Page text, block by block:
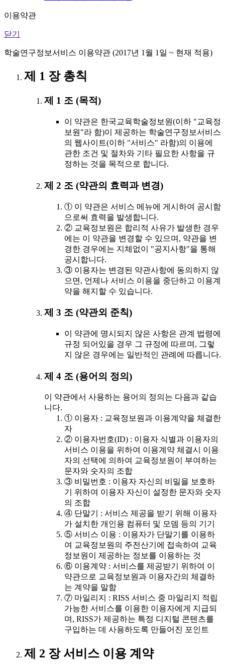
이용약관
닫기
학술연구정보서비스 이용약관 (2017년 1월 1일 ~ 현재 적용)
제 1 장 총칙
제 1 조 (목적)
이 약관은 한국교육학술정보원(이하 "교육정
보원"라 함)이 제공하는 학술연구정보서비스
의 웹사이트(이하 "서비스" 라함)의 이용에
관한 조건 및 절차와 기타 필요한 사항을 규
정하는 것을 목적으로 합니다.
제 2 조 (약관의 효력과 변경)
① 이 약관은 서비스 메뉴에 게시하여 공시함
으로써 효력을 발생합니다.
② 교육정보원은 합리적 사유가 발생한 경우
에는 이 약관을 변경할 수 있으며, 약관을 변
경한 경우에는 지체없이 "공지사항"을 통해
공시합니다.
③ 이용자는 변경된 약관사항에 동의하지 않
으면, 언제나 서비스 이용을 중단하고 이용계
약을 해지할 수 있습니다.
제 3 조 (약관외 준칙)
이 약관에 명시되지 않은 사항은 관계 법령에
규정 되어있을 경우 그 규정에 따르며, 그렇
지 않은 경우에는 일반적인 관례에 따릅니다.
제 4 조 (용어의 정의)
이 약관에서 사용하는 용어의 정의는 다음과 같습
니다.
① 이용자 : 교육정보원과 이용계약을 체결한
자
② 이용자번호(ID) : 이용자 식별과 이용자의
서비스 이용을 위하여 이용계약 체결시 이용
자의 선택에 의하여 교육정보원이 부여하는
문자와 숫자의 조합
③ 비밀번호 : 이용자 자신의 비밀을 보호하
기 위하여 이용자 자신이 설정한 문자와 숫자
의 조합
④ 단말기 : 서비스 제공을 받기 위해 이용자
가 설치한 개인용 컴퓨터 및 모뎀 등의 기기
⑤ 서비스 이용 : 이용자가 단말기를 이용하
여 교육정보원의 주전산기에 접속하여 교육
정보원이 제공하는 정보를 이용하는 것
⑥ 이용계약 : 서비스를 제공받기 위하여 이
약관으로 교육정보원과 이용자간의 체결하
는 계약을 말함
⑦ 마일리지 : RISS 서비스 중 마일리지 적립
가능한 서비스를 이용한 이용자에게 지급되
며, RISS가 제공하는 특정 디지털 콘텐츠를
구입하는 데 사용하도록 만들어진 포인트
제 2 장 서비스 이용 계약